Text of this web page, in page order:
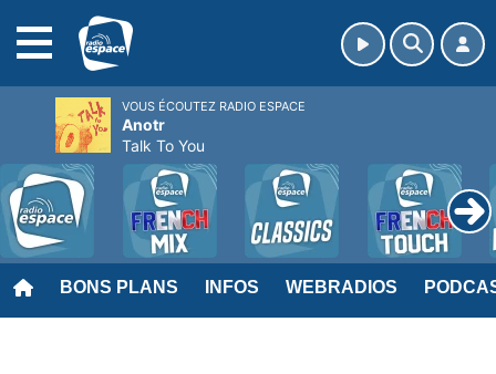
BONS PLANS INFOS WEBRADIOS
VOUS ÉCOUTEZ RADIO ESPACE
Anotr
Talk To You